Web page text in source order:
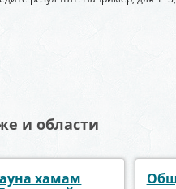
и области
хамам